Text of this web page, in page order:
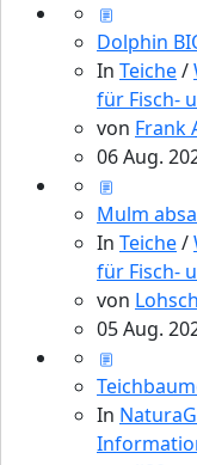
Dolphin
In Teiche/
für Fisch-
von Frank
06 Aug.
Mulm
In Teiche/
für Fisch-
von
05 Aug.
In